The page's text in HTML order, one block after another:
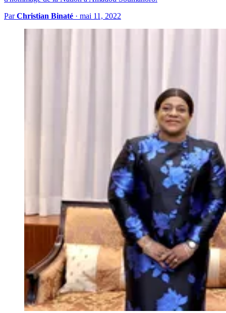
ParChristian Binaté · mai 11, 2022